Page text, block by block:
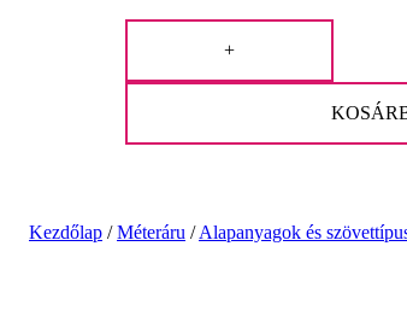
+
Kezdőlap /Méteráru /Alapanyagok és